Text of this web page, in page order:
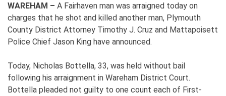
WAREHAM – A Fairhaven man was arraigned today on
charges that he shot and killed another man, Plymouth
County District Attorney Timothy J. Cruz and Mattapoisett
Police Chief Jason King have announced.
Today, Nicholas Bottella, 33, was held without bail
following his arraignment in Wareham District Court.
Bottella pleaded not guilty to one count each of First-